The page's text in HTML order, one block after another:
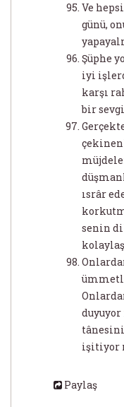
Ve
günü,
Şüphe
iyi
karşı
bir
ısrâr
senin
işitiyor
Paylaş